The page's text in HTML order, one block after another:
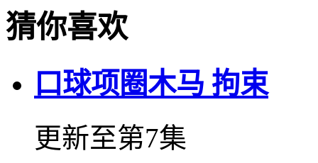
猜你喜欢
口球项圈木马 拘束
更新至第7集